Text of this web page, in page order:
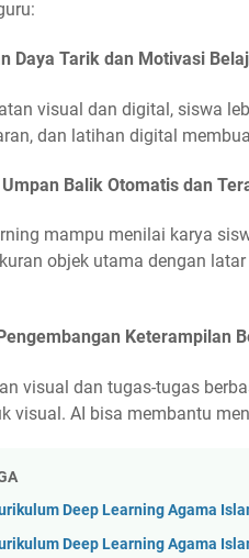
Daya Tarik dan Motivasi
visual dan digital, siswa
dan latihan digital
Balik Otomatis dan
mampu menilai karya
objek utama dengan
Keterampilan
visual dan tugas-tugas
visual. AI bisa membantu
Deep Learning Agama
Deep Learning Agama